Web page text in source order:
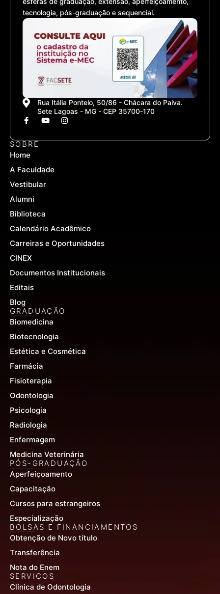
tecnologia, pós-graduação e sequencial.
Rua Itália Pontelo, 50/86 - Chácara do Paiva.
Sete Lagoas - MG - CEP 35700-170
F
a
e
b
o
k
f
Y
o
t
I
n
t
SOBRE
Home
A Faculdade
Vestibular
Alumni
Biblioteca
Calendário Acadêmico
Carreiras e Oportunidades
CINEX
Documentos Institucionais
Editais
Blog
GRADUAÇÃO
Biomedicina
Biotecnologia
Estética e Cosmética
Farmácia
Fisioterapia
Odontologia
Psicologia
Radiologia
Enfermagem
Medicina Veterinária
PÓS-GRADUAÇÃO
Aperfeiçoamento
Capacitação
Cursos para estrangeiros
Especialização
BOLSAS E FINANCIAMENTOS
Obtenção de Novo título
Transferência
Nota do Enem
SERVIÇOS
Clínica de Odontologia